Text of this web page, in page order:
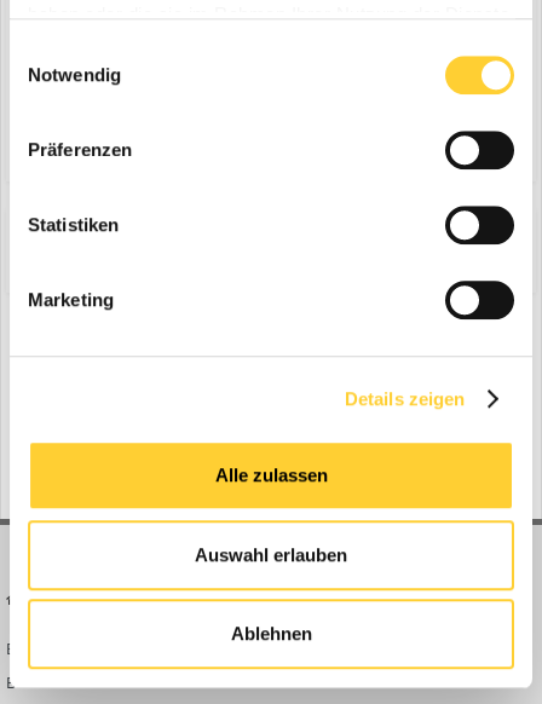
Notwendig
Präferenzen
Statistiken
Marketing
Details zeigen
Alle zulassen
Auswahl erlauben
Ablehnen
0
No registered users viewing this page.
BAUFORUM24
Bauforum24 News
Bauforum24 TV
FORUM LINKS
Anmelden